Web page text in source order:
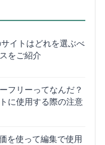
イトはどれを選ぶべ
をご紹介
フリーってなんだ？
に使用する際の注意
を使って編集で使用